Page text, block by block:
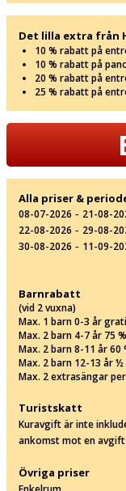
Det lilla extra från
10 % rabatt på
10 % rabatt på
20 % rabatt på entré
25 % rabatt på
Alla priser &
08-07-2026 ‐ 21-08-
22-08-2026 ‐ 29-08-
30-08-2026 ‐ 11-09-
Barnrabatt
(vid 2 vuxna)
Max. 1 barn 0-3 år
Max. 2 barn 4-7 år 75
Max. 2 barn 8-11 år
Max. 2 barn 12-13 år
Max. 2 extrasängar
Turistskatt
Kuravgift är inte
ankomst mot en avgift
Övriga priser